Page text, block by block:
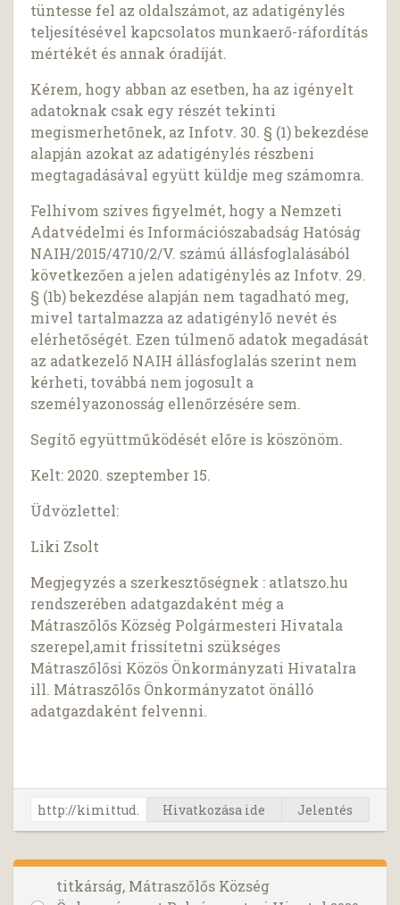
tüntesse fel az oldalszámot, az adatigénylés
teljesítésével kapcsolatos munkaerő-ráfordítás
mértékét és annak óradíját.
Kérem, hogy abban az esetben, ha az igényelt
adatoknak csak egy részét tekinti
megismerhetőnek, az Infotv. 30. § (1) bekezdése
alapján azokat az adatigénylés részbeni
megtagadásával együtt küldje meg számomra.
Felhívom szíves figyelmét, hogy a Nemzeti
Adatvédelmi és Információszabadság Hatóság
NAIH/2015/4710/2/V. számú állásfoglalásából
következően a jelen adatigénylés az Infotv. 29.
§ (1b) bekezdése alapján nem tagadható meg,
mivel tartalmazza az adatigénylő nevét és
elérhetőségét. Ezen túlmenő adatok megadását
az adatkezelő NAIH állásfoglalás szerint nem
kérheti, továbbá nem jogosult a
személyazonosság ellenőrzésére sem.
Segítő együttműködését előre is köszönöm.
Kelt: 2020. szeptember 15.
Üdvözlettel:
Liki Zsolt
Megjegyzés a szerkesztőségnek : atlatszo.hu
rendszerében adatgazdaként még a
Mátraszőlős Község Polgármesteri Hivatala
szerepel,amit frissítetni szükséges
Mátraszőlősi Közös Önkormányzati Hivatalra
ill. Mátraszőlős Önkormányzatot önálló
adatgazdaként felvenni.
Hivatkozása ide Jelentés
titkárság, Mátraszőlős Község